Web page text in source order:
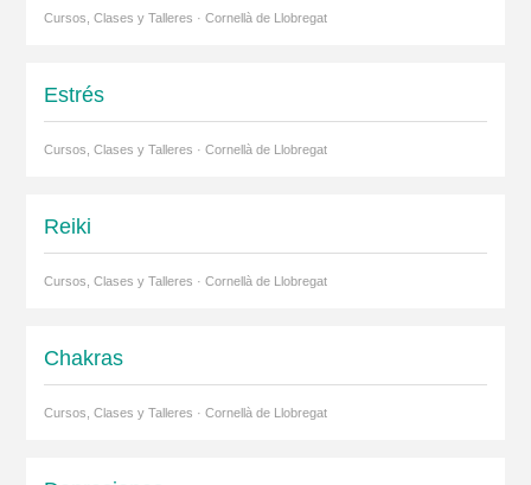
Cursos, Clases y Talleres · Cornellà de Llobregat
Estrés
Cursos, Clases y Talleres · Cornellà de Llobregat
Reiki
Cursos, Clases y Talleres · Cornellà de Llobregat
Chakras
Cursos, Clases y Talleres · Cornellà de Llobregat